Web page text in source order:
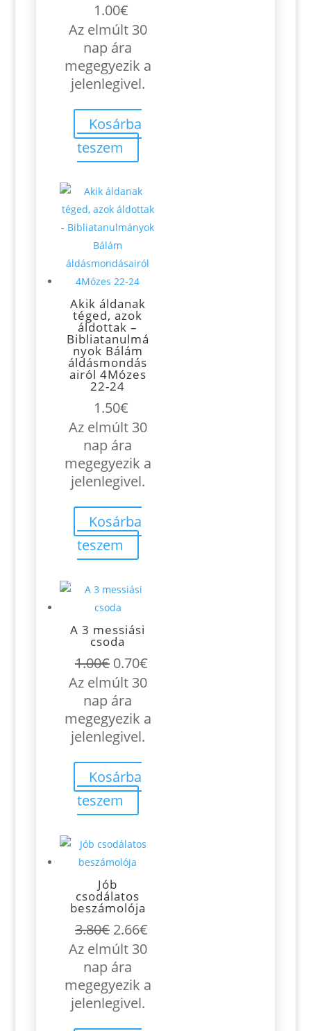
1.00€
Az elmúlt 30
nap ára
megegyezik a
jelenlegivel.
Kosárba
teszem
Akik áldanak
téged, azok
áldottak –
Bibliatanulmá
nyok Bálám
áldásmondás
airól 4Mózes
22-24
1.50€
Az elmúlt 30
nap ára
megegyezik a
jelenlegivel.
Kosárba
teszem
A 3 messiási
csoda
1.00€ Original
price
was:
1.00€.
0.70€Current
price
0.70€.
Az elmúlt 30
nap ára
megegyezik a
jelenlegivel.
Kosárba
teszem
Jób
csodálatos
beszámolója
3.80€ Original
price
was:
3.80€.
2.66€Current
price
2.66€.
Az elmúlt 30
nap ára
megegyezik a
jelenlegivel.